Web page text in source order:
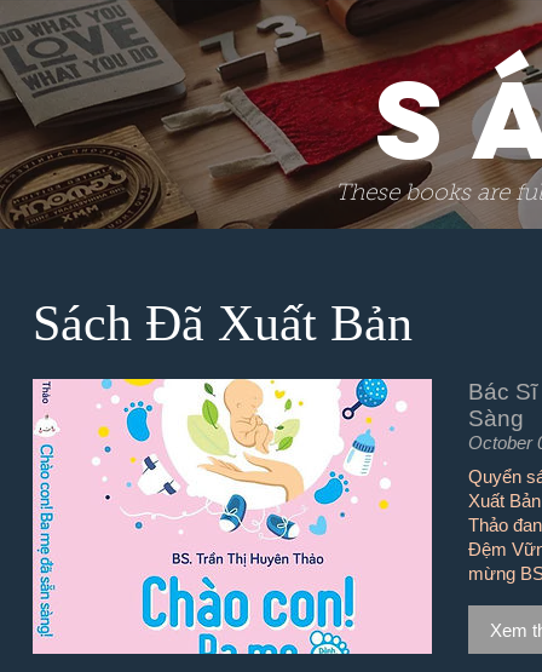
These books are
Sách Đã Xuất Bản
Bác
Sàng
October
Quyển
Xuất
Thảo
Đệm
mừng
Xem